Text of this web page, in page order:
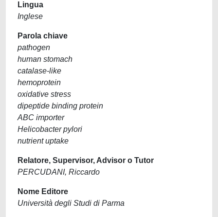
Lingua
Inglese
Parola chiave
pathogen
human stomach
catalase-like
hemoprotein
oxidative stress
dipeptide binding protein
ABC importer
Helicobacter pylori
nutrient uptake
Relatore, Supervisor, Advisor o Tutor
PERCUDANI, Riccardo
Nome Editore
Università degli Studi di Parma